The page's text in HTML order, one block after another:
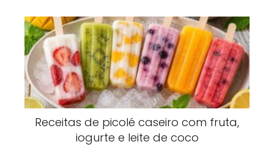
Receitas de picolé caseiro com fruta,
iogurte e leite de coco